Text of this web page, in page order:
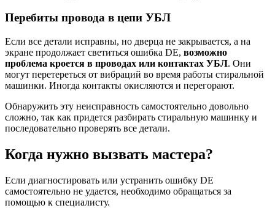
Перебиты провода в цепи УБЛ
Если все детали исправны, но дверца не закрывается, а на
экране продолжает светиться ошибка DE, возможно
проблема кроется в проводах или контактах УБЛ. Они
могут перетереться от вибраций во время работы стиральной
машинки. Иногда контакты окисляются и перегорают.
Обнаружить эту неисправность самостоятельно довольно
сложно, так как придется разбирать стиральную машинку и
последовательно проверять все детали.
Когда нужно вызвать мастера?
Если диагностировать или устранить ошибку DE
самостоятельно не удается, необходимо обращаться за
помощью к специалисту.